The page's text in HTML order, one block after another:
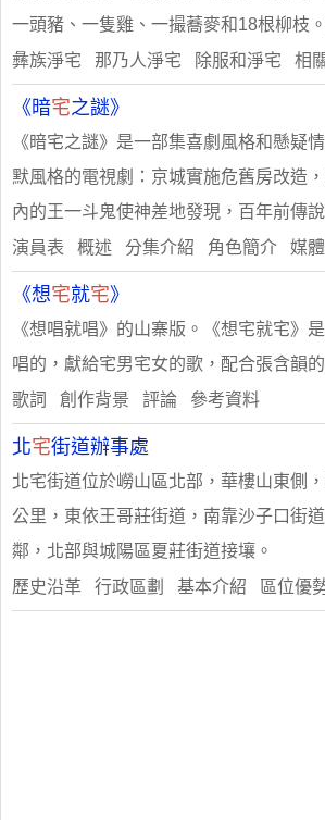
一頭豬、一隻雞、一撮蕎麥和18根柳枝
彝族淨宅 那乃人淨宅 除服和淨宅 相
《暗宅之謎》
《暗宅之謎》是一部集喜劇風格和懸疑
默風格的電視劇：京城實施危舊房改造
內的王一斗鬼使神差地發現，百年前傳
演員表 概述 分集介紹 角色簡介 媒
《想宅就宅》
《想唱就唱》的山寨版。《想宅就宅》
唱的，獻給宅男宅女的歌，配合張含韻
歌詞 創作背景 評論 參考資料
北宅街道辦事處
北宅街道位於嶗山區北部，華樓山東側
公里，東依王哥莊街道，南靠沙子口街
鄰，北部與城陽區夏莊街道接壤。
歷史沿革 行政區劃 基本介紹 區位優